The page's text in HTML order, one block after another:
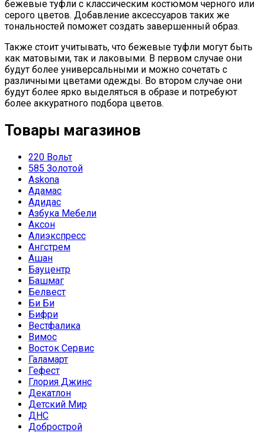
бежевые туфли с классическим костюмом черного или
серого цветов. Добавление аксессуаров таких же
тональностей поможет создать завершенный образ.
Также стоит учитывать, что бежевые туфли могут быть
как матовыми, так и лаковыми. В первом случае они
будут более универсальными и можно сочетать с
различными цветами одежды. Во втором случае они
будут более ярко выделяться в образе и потребуют
более аккуратного подбора цветов.
Товары магазинов
220 Вольт
585 Золотой
Askona
Адамас
Адидас
Азбука Мебели
Аксон
Алиэкспресс
Ангстрем
Ашан
Бауцентр
Башмаг
Белвест
Би Би
Бифри
Вестфалика
Вимос
Восток Сервис
Галамарт
Гефест
Глория Джинс
Декатлон
Детский Мир
ДНС
Добрострой